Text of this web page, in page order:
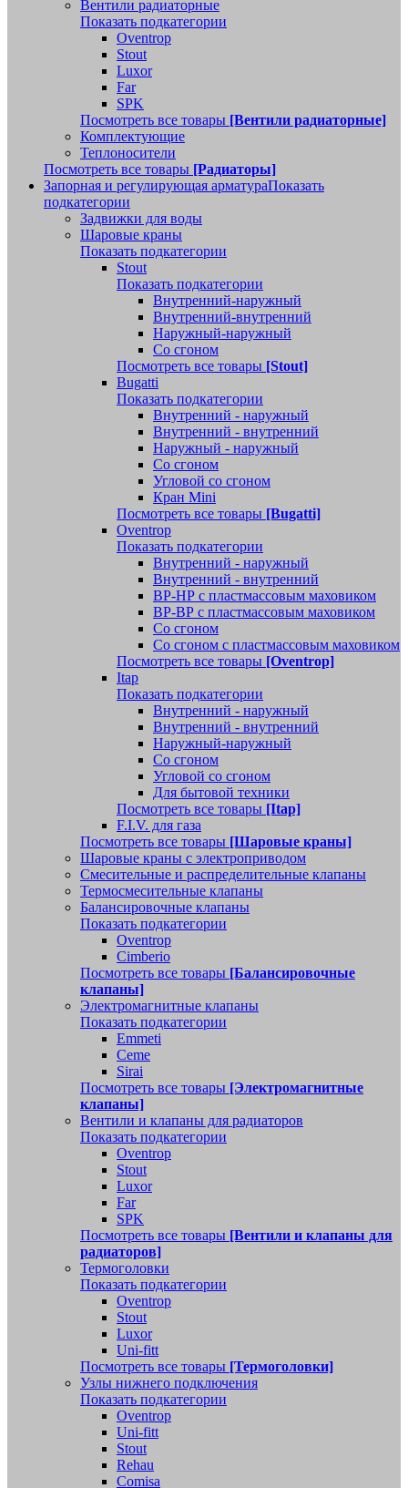
Вентили радиаторные
Показать подкатегории
Oventrop
Stout
Luxor
Far
SPK
Посмотреть все товары [Вентили радиаторные]
Комплектующие
Теплоносители
Посмотреть все товары [Радиаторы]
Запорная и регулирующая арматураПоказать
подкатегории
Задвижки для воды
Шаровые краны
Показать подкатегории
Stout
Показать подкатегории
Внутренний-наружный
Внутренний-внутренний
Наружный-наружный
Со сгоном
Посмотреть все товары [Stout]
Bugatti
Показать подкатегории
Внутренний - наружный
Внутренний - внутренний
Наружный - наружный
Со сгоном
Угловой со сгоном
Кран Mini
Посмотреть все товары [Bugatti]
Oventrop
Показать подкатегории
Внутренний - наружный
Внутренний - внутренний
ВР-НР с пластмассовым маховиком
ВР-ВР с пластмассовым маховиком
Со сгоном
Со сгоном с пластмассовым маховиком
Посмотреть все товары [Oventrop]
Itap
Показать подкатегории
Внутренний - наружный
Внутренний - внутренний
Наружный-наружный
Со сгоном
Угловой со сгоном
Для бытовой техники
Посмотреть все товары [Itap]
F.I.V. для газа
Посмотреть все товары [Шаровые краны]
Шаровые краны с электроприводом
Смесительные и распределительные клапаны
Термосмесительные клапаны
Балансировочные клапаны
Показать подкатегории
Oventrop
Cimberio
Посмотреть все товары [Балансировочные
клапаны]
Электромагнитные клапаны
Показать подкатегории
Emmeti
Ceme
Sirai
Посмотреть все товары [Электромагнитные
клапаны]
Вентили и клапаны для радиаторов
Показать подкатегории
Oventrop
Stout
Luxor
Far
SPK
Посмотреть все товары [Вентили и клапаны для
радиаторов]
Термоголовки
Показать подкатегории
Oventrop
Stout
Luxor
Uni-fitt
Посмотреть все товары [Термоголовки]
Узлы нижнего подключения
Показать подкатегории
Oventrop
Uni-fitt
Stout
Rehau
Comisa